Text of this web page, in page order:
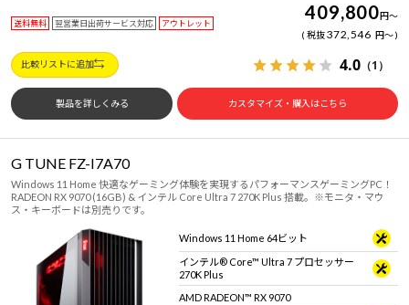
送料無料 翌営業日出荷サービス対応 アウトレット 409,800円～
税抜372,546 円～
比較リストに追加 4.0 （1）
製品を詳しくみる カスタマイズ・購入はこちら
G TUNE FZ-I7A70
Windows 11 Home 快適なゲーミング体験を実現するパフォーマンスゲーミングPC！
RADEON RX 9070 (16GB) & インテル Core Ultra 7 270K Plus 搭載。※モニタ・マウ
ス・キーボードは別売りです。
Windows 11 Home 64ビット
インテル® Core™ Ultra 7 プロセッサー
270K Plus
AMD RADEON™ RX 9070